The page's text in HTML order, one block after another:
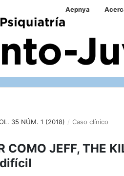
Aepnya
35 NÚM. 1 (2018) / Caso clínico
COMO JEFF, THE